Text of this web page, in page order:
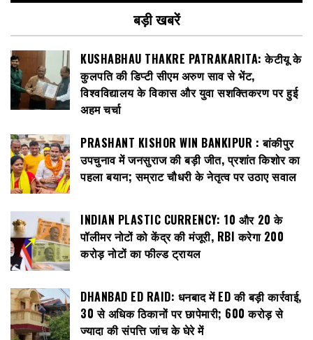
बड़ी खबरें
KUSHABHAU THAKRE PATRAKARITA: केटीयू के
कुलपति की डिप्टी सीएम अरुण साव से भेंट,
विश्वविद्यालय के विकास और युवा सशक्तिकरण पर हुई
अहम चर्चा
PRASHANT KISHOR WIN BANKIPUR : बांकीपुर
उपचुनाव में जनसुराज की बड़ी जीत, प्रशांत किशोर का
पहला बयान; सम्राट चौधरी के नेतृत्व पर उठाए सवाल
INDIAN PLASTIC CURRENCY: ₹10 और ₹20 के
पॉलीमर नोटों को केंद्र की मंजूरी, RBI करेगा 200
करोड़ नोटों का फील्ड ट्रायल
DHANBAD ED RAID: धनबाद में ED की बड़ी कार्रवाई,
30 से अधिक ठिकानों पर छापेमारी; 600 करोड़ से
ज्यादा की संपत्ति जांच के घेरे में